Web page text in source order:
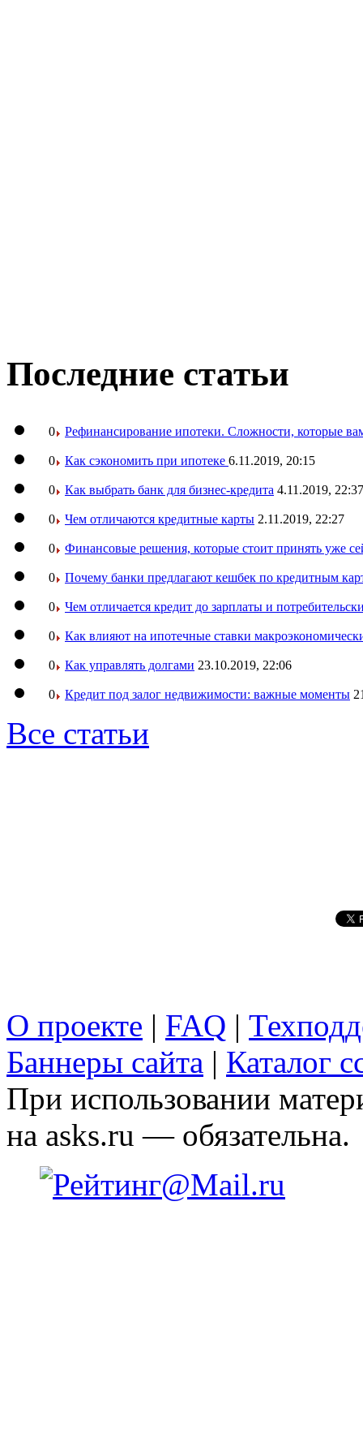
Последние статьи
0 Рефинансирование ипотеки. Сложности, которые
0 Как сэкономить при ипотеке 6.11.2019, 20:15
0 Как выбрать банк для бизнес-кредита 4.11.2019, 22:37
0 Чем отличаются кредитные карты 2.11.2019, 22:27
0 Финансовые решения, которые стоит принять уже
0 Почему банки предлагают кешбек по кредитным
0 Чем отличается кредит до зарплаты и
0 Как влияют на ипотечные ставки
0 Как управлять долгами 23.10.2019, 22:06
0 Кредит под залог недвижимости: важные моменты
Все статьи
О проекте | FAQ |
Баннеры сайта | Каталог
При использовании
на asks.ru — обязательна.